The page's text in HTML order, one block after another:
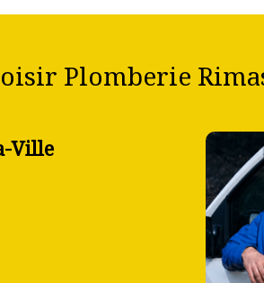
Plomberie
Ville